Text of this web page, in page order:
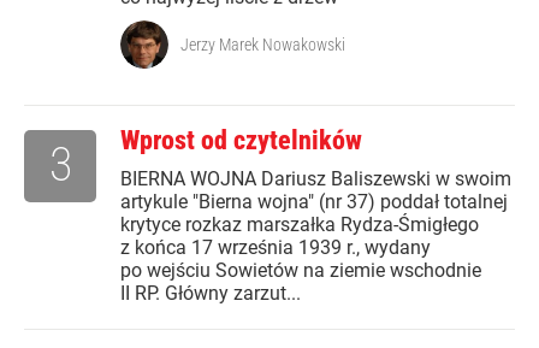
Jerzy Marek Nowakowski
Wprost od czytelników
BIERNA WOJNA Dariusz Baliszewski w swoim
artykule "Bierna wojna" (nr 37) poddał totalnej
krytyce rozkaz marszałka Rydza-Śmigłego
z końca 17 września 1939 r., wydany
po wejściu Sowietów na ziemie wschodnie
II RP. Główny zarzut...
3